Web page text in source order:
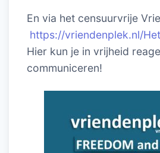
En via het censuurvrije
https://vriendenplek.nl/
Hier kun je in vrijheid
communiceren!